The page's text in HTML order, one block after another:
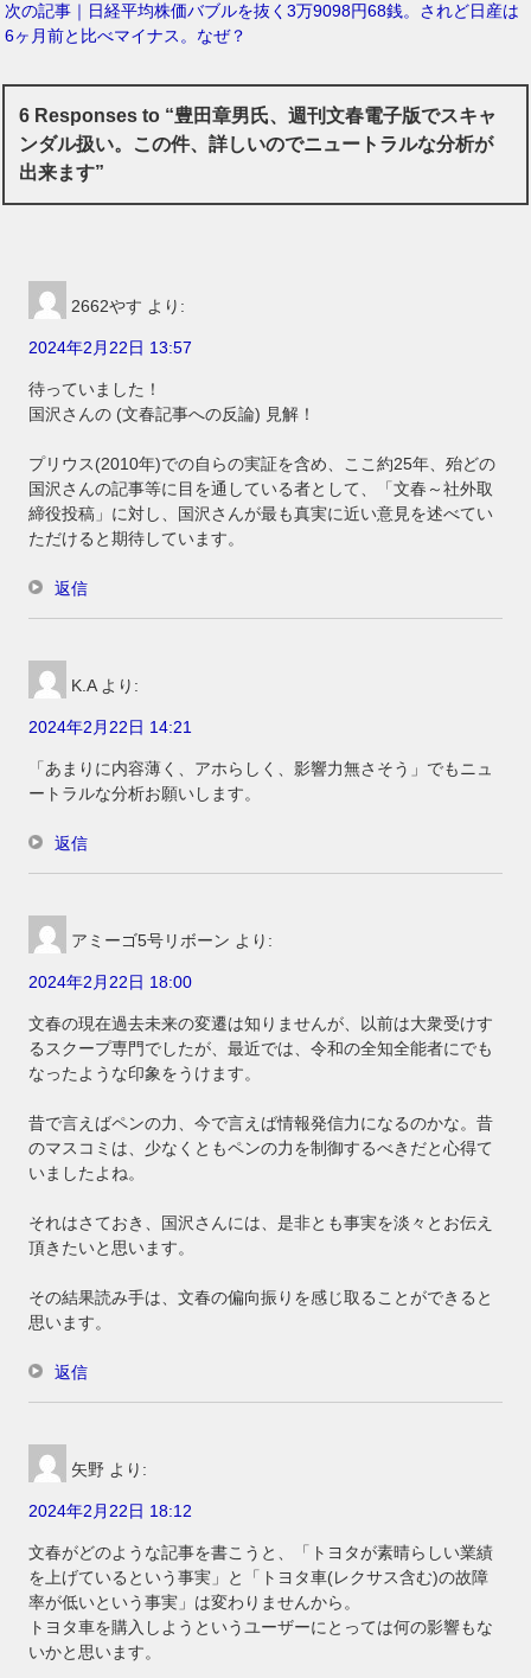
次の記事｜日経平均株価バブルを抜く3万9098円68銭。されど日産は
6ヶ月前と比べマイナス。なぜ？
6 Responses to “豊田章男氏、週刊文春電子版でスキャ
ンダル扱い。この件、詳しいのでニュートラルな分析が
出来ます”
2662やす より:
2024年2月22日 13:57
待っていました！
国沢さんの (文春記事への反論) 見解！
プリウス(2010年)での自らの実証を含め、ここ約25年、殆どの
国沢さんの記事等に目を通している者として、「文春～社外取
締役投稿」に対し、国沢さんが最も真実に近い意見を述べてい
ただけると期待しています。
返信
K.A より:
2024年2月22日 14:21
「あまりに内容薄く、アホらしく、影響力無さそう」でもニュ
ートラルな分析お願いします。
返信
アミーゴ5号リボーン より:
2024年2月22日 18:00
文春の現在過去未来の変遷は知りませんが、以前は大衆受けす
るスクープ専門でしたが、最近では、令和の全知全能者にでも
なったような印象をうけます。
昔で言えばペンの力、今で言えば情報発信力になるのかな。昔
のマスコミは、少なくともペンの力を制御するべきだと心得て
いましたよね。
それはさておき、国沢さんには、是非とも事実を淡々とお伝え
頂きたいと思います。
その結果読み手は、文春の偏向振りを感じ取ることができると
思います。
返信
矢野 より:
2024年2月22日 18:12
文春がどのような記事を書こうと、「トヨタが素晴らしい業績
を上げているという事実」と「トヨタ車(レクサス含む)の故障
率が低いという事実」は変わりませんから。
トヨタ車を購入しようというユーザーにとっては何の影響もな
いかと思います。